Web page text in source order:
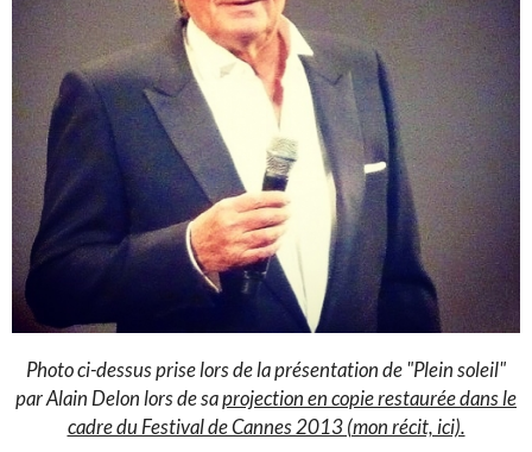
Photo ci-dessus prise lors de la présentation de "Plein soleil"
par Alain Delon lors de saprojection en copie restaurée dans le
cadre du Festival de Cannes 2013 (mon récit, ici).